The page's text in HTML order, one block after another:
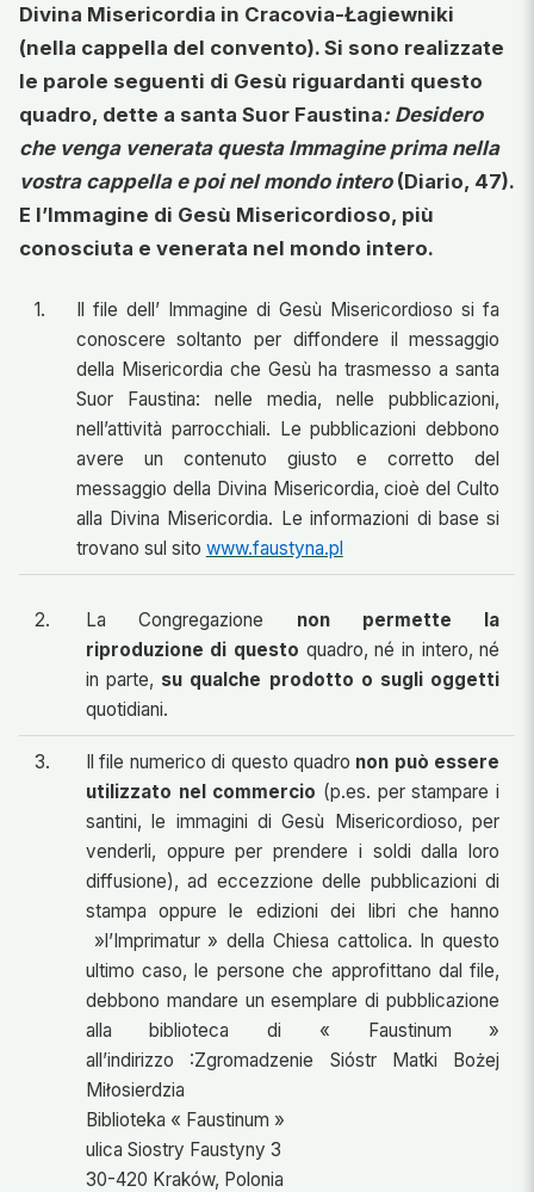
Divina Misericordia in Cracovia-Łagiewniki
(nella cappella del convento). Si sono realizzate
le parole seguenti di Gesù riguardanti questo
quadro, dette a santa Suor Faustina: Desidero
che venga venerata questa Immagine prima nella
vostra cappella e poi nel mondo intero(Diario, 47).
E l’Immagine di Gesù Misericordioso, più
conosciuta e venerata nel mondo intero.
1.
Il file dell’ Immagine di Gesù Misericordioso si fa
conoscere soltanto per diffondere il messaggio
della Misericordia che Gesù ha trasmesso a santa
Suor Faustina: nelle media, nelle pubblicazioni,
nell’attività parrocchiali. Le pubblicazioni debbono
avere un contenuto giusto e corretto del
messaggio della Divina Misericordia, cioè del Culto
alla Divina Misericordia. Le informazioni di base si
trovano sul sito www.faustyna.pl
2. La Congregazione non permette la
riproduzione di questo quadro, né in intero, né
in parte, su qualche prodotto o sugli oggetti
quotidiani.
3. Il file numerico di questo quadro non può essere
utilizzato nel commercio (p.es. per stampare i
santini, le immagini di Gesù Misericordioso, per
venderli, oppure per prendere i soldi dalla loro
diffusione), ad eccezzione delle pubblicazioni di
stampa oppure le edizioni dei libri che hanno
»l’Imprimatur » della Chiesa cattolica. In questo
ultimo caso, le persone che approfittano dal file,
debbono mandare un esemplare di pubblicazione
alla biblioteca di « Faustinum »
all’indirizzo :Zgromadzenie Sióstr Matki Bożej
Miłosierdzia
Biblioteka « Faustinum »
ulica Siostry Faustyny 3
30-420 Kraków, Polonia